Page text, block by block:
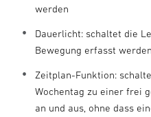
werden
Dauerlicht: schaltet die
Bewegung erfasst
Zeitplan-Funktion:
Wochentag zu einer frei
an und aus, ohne dass